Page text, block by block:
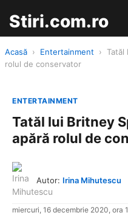
Stiri.com.ro
Acasă › Entertainment ›
Tatăl
rolul de conservator
ENTERTAINMENT
Tatăl lui Britney
apără rolul de
Autor: Irina Mihutescu
miercuri, 16 decembrie 2020, ora